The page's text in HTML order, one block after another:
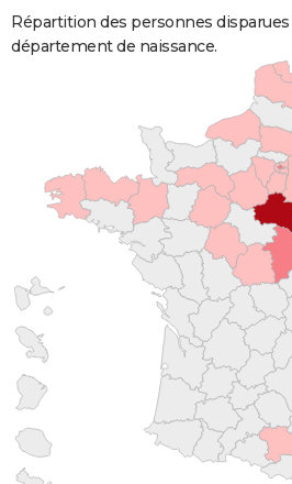
Répartition des personnes
département de naissance.